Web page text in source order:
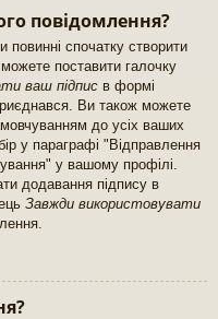
повідомлення?
повинні спочатку створити
поставити галочку
ваш підпис в формі
Ви також можете
до усіх ваших
у параграфі "Відправлення
у вашому профілі.
додавання підпису в
Завжди використовувати